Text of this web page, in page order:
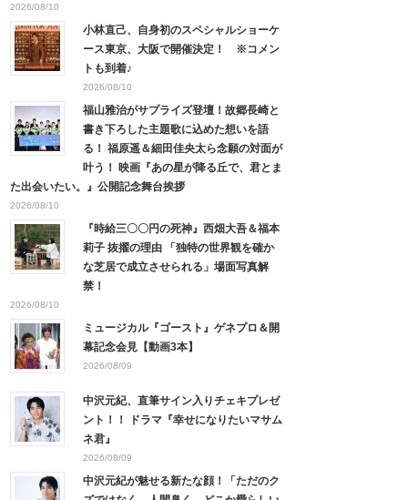
2026/08/10
小林直己、自身初のスペシャルショーケ
ース東京、大阪で開催決定！ ※コメン
トも到着♪
2026/08/10
福山雅治がサプライズ登壇！故郷長崎と
書き下ろした主題歌に込めた想いを語
る！ 福原遥＆細田佳央太ら念願の対面が
叶う！ 映画『あの星が降る丘で、君とま
た出会いたい。』公開記念舞台挨拶
2026/08/10
『時給三〇〇円の死神』西畑大吾＆福本
莉子 抜擢の理由 「独特の世界観を確か
な芝居で成立させられる」場面写真解
禁！
2026/08/10
ミュージカル『ゴースト』ゲネプロ＆開
幕記念会見【動画3本】
2026/08/09
中沢元紀、直筆サイン入りチェキプレゼ
ント！！ ドラマ『幸せになりたいマサム
ネ君』
2026/08/09
中沢元紀が魅せる新たな顔！「ただのク